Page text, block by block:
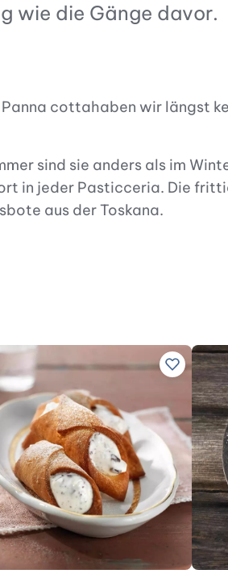
wie die Gänge davor.
cottahaben wir längst
sind sie anders als im
in jeder Pasticceria. Die
aus der Toskana.
hinzufügen Zu